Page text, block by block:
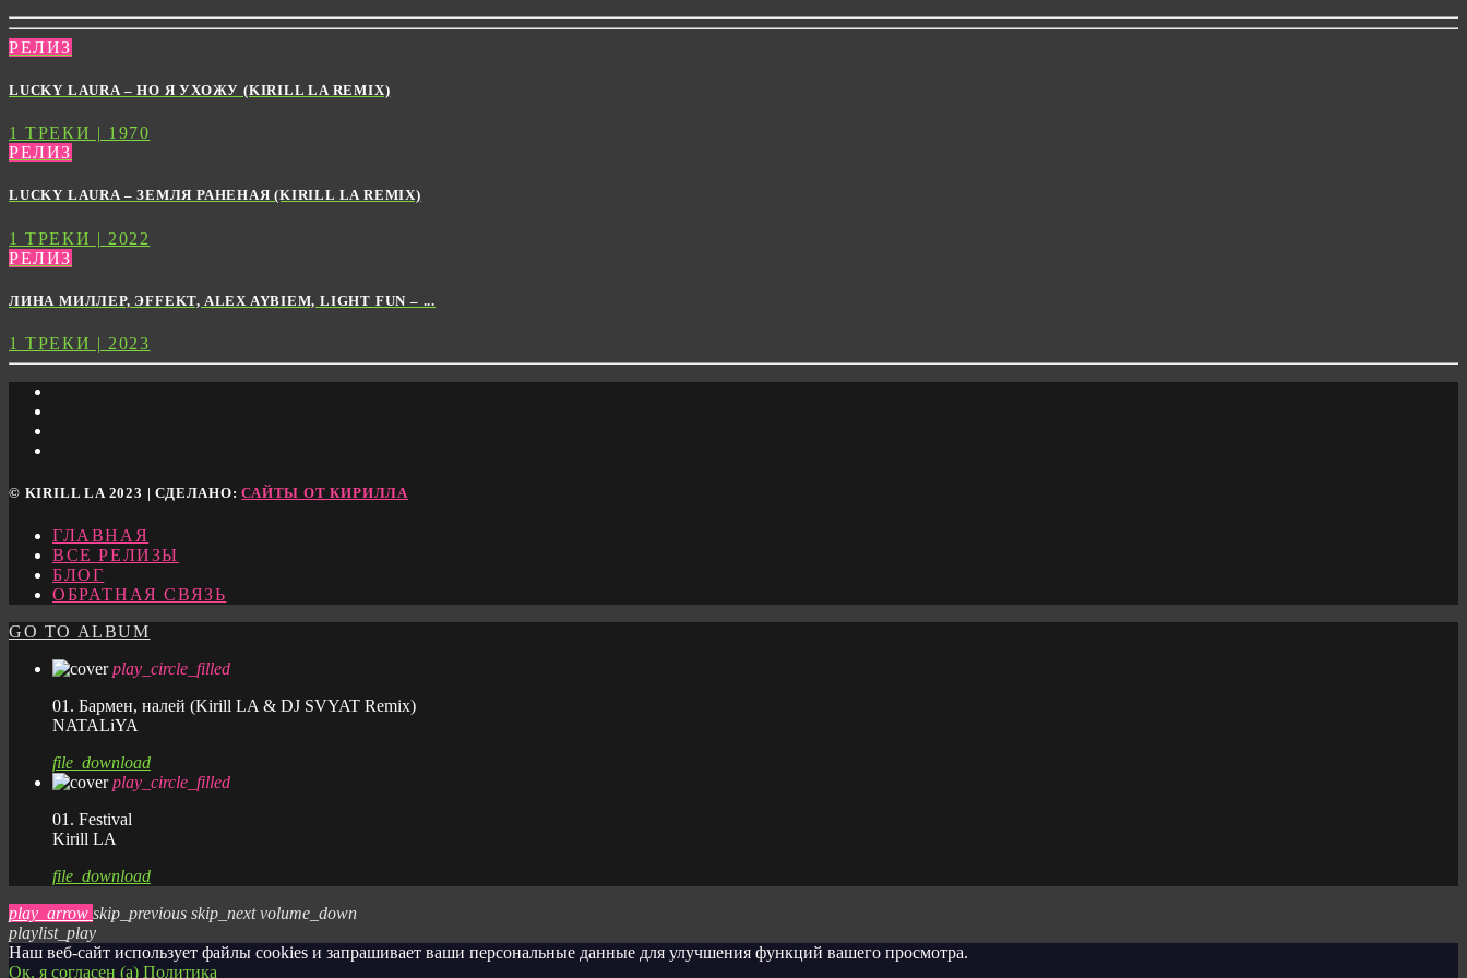
РЕЛИЗ
LUCKY LAURA – НО Я УХОЖУ (KIRILL LA REMIX)
1 ТРЕКИ | 1970
РЕЛИЗ
LUCKY LAURA – ЗЕМЛЯ РАНЕНАЯ (KIRILL LA REMIX)
1 ТРЕКИ | 2022
РЕЛИЗ
ЛИНА МИЛЛЕР, ЭFFEKT, ALEX AYBIEM, LIGHT FUN – ...
1 ТРЕКИ | 2023
© KIRILL LA 2023 | СДЕЛАНО:САЙТЫ ОТ КИРИЛЛА
ГЛАВНАЯ
ВСЕ РЕЛИЗЫ
БЛОГ
ОБРАТНАЯ СВЯЗЬ
GO TO ALBUM
play_circle_filled
01. Бармен, налей (Kirill LA & DJ SVYAT Remix)
NATALiYA
file_download
play_circle_filled
01. Festival
Kirill LA
file_download
play_arrow skip_previous skip_next volume_down
playlist_play
Наш веб-сайт использует файлы cookies и запрашивает ваши персональные данные для улучшения функций вашего просмотра.
Ок, я согласен (а) Политика